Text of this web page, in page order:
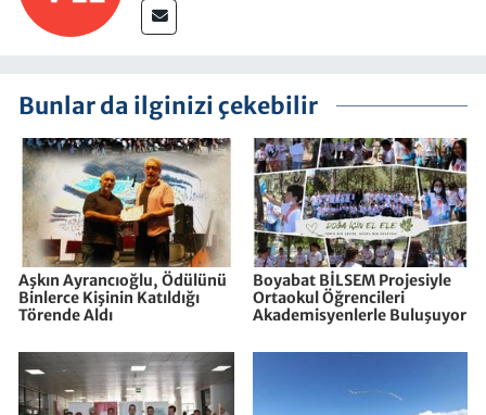
Bunlar da ilginizi çekebilir
Aşkın Ayrancıoğlu, Ödülünü
Binlerce Kişinin Katıldığı
Törende Aldı
Boyabat BİLSEM Projesiyle
Ortaokul Öğrencileri
Akademisyenlerle Buluşuyor